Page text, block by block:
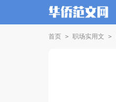
首页 > 职场实用文 >